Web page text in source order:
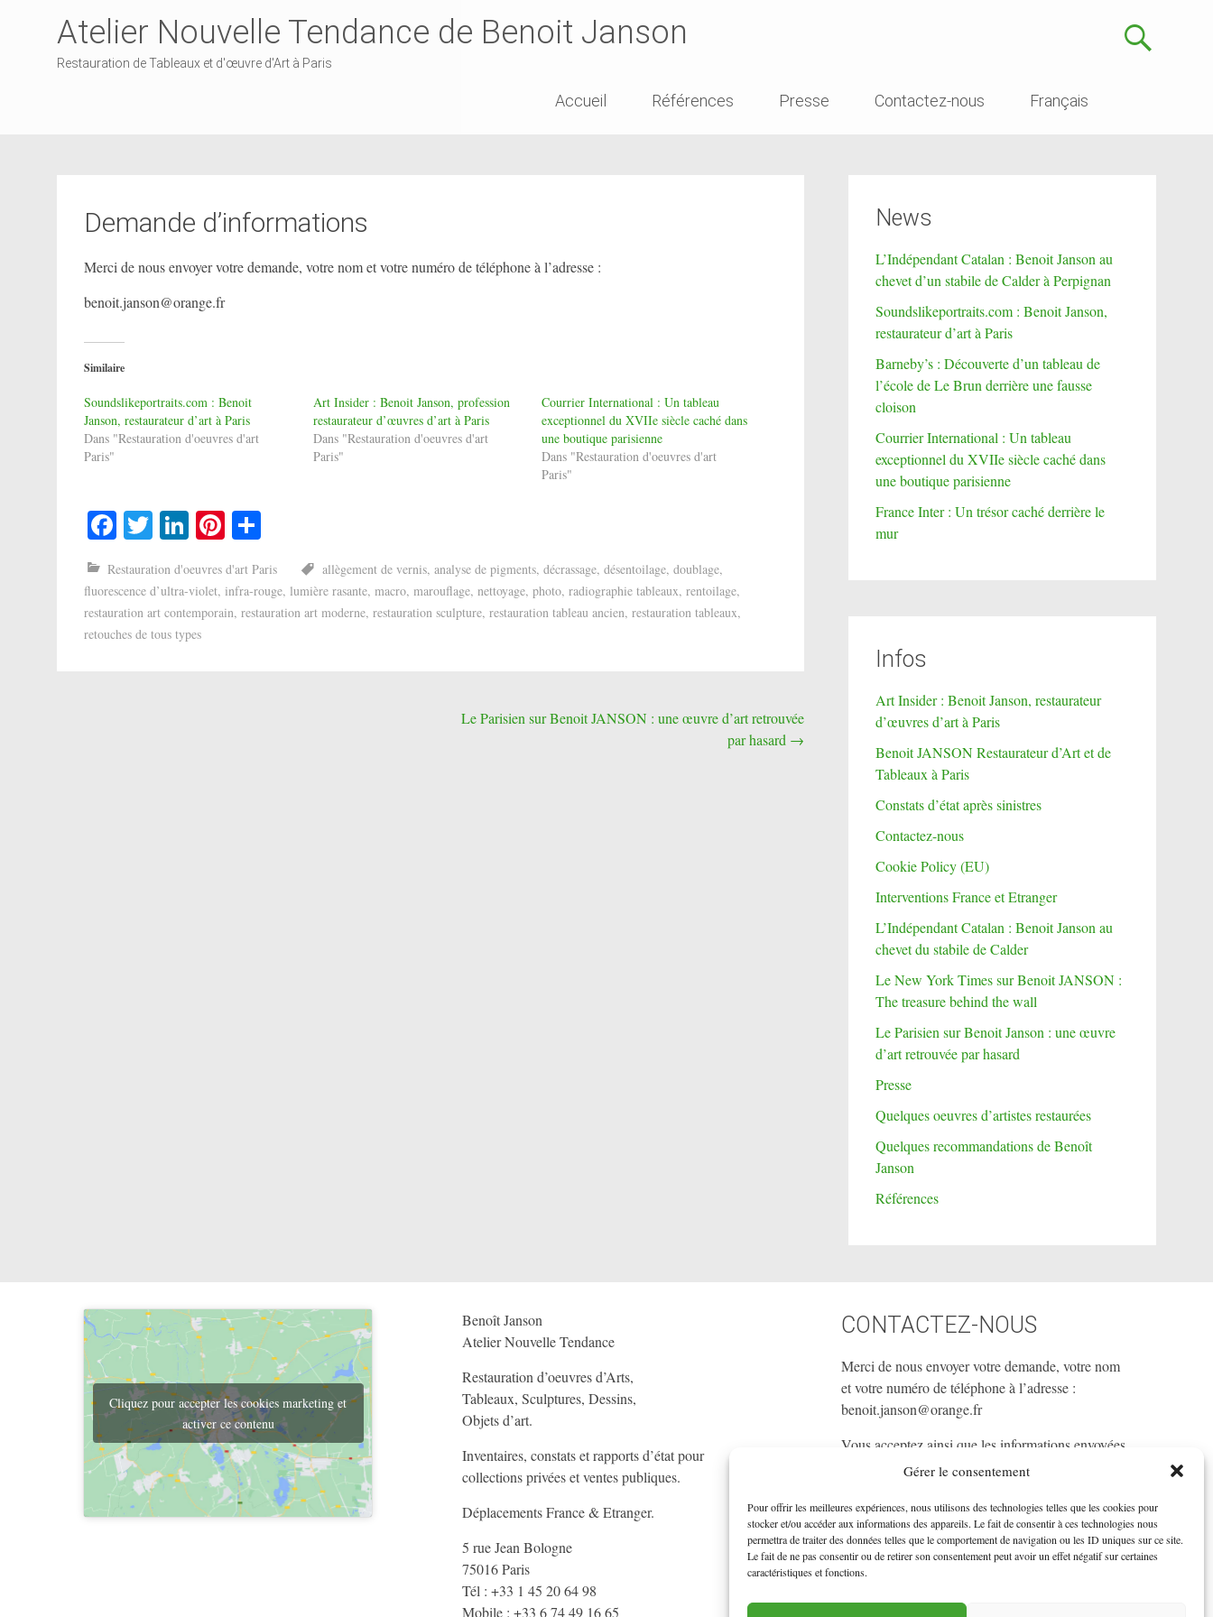
Gérer le consentement
Pour offrir les meilleures expériences, nous utilisons des technologies telles que les cookies pour
stocker et/ou accéder aux informations des appareils. Le fait de consentir à ces technologies nous
permettra de traiter des données telles que le comportement de navigation ou les ID uniques sur ce site.
Le fait de ne pas consentir ou de retirer son consentement peut avoir un effet négatif sur certaines
caractéristiques et fonctions.
Atelier Nouvelle Tendance de Benoit Janson
Restauration de Tableaux et d'œuvre d'Art à Paris
to
Accueil Références Presse Contactez-nous Français
Demande d’informations
Merci de nous envoyer votre demande, votre nom et votre numéro de téléphone à l’adresse :
benoit.janson@orange.fr
Similaire
Soundslikeportraits.com : Benoit
Janson, restaurateur d’art à Paris
Dans "Restauration d'oeuvres d'art
Paris"
Art Insider : Benoit Janson, profession
restaurateur d’œuvres d’art à Paris
Dans "Restauration d'oeuvres d'art
Paris"
Courrier International : Un tableau
exceptionnel du XVIIe siècle caché dans
une boutique parisienne
Dans "Restauration d'oeuvres d'art
Paris"
Facebook
TwitterLinkedIn
Pinterest
Restauration d'oeuvres d'art Paris allègement de vernis, analyse de pigments, décrassage, désentoilage, doublage,
fluorescence d’ultra-violet, infra-rouge, lumière rasante, macro, marouflage, nettoyage, photo, radiographie tableaux, rentoilage,
restauration art contemporain, restauration art moderne, restauration sculpture, restauration tableau ancien, restauration tableaux,
retouches de tous types
Le Parisien sur Benoit JANSON : une œuvre d’art retrouvée
par hasard →
News
L’Indépendant Catalan : Benoit Janson au
chevet d’un stabile de Calder à Perpignan
Soundslikeportraits.com : Benoit Janson,
restaurateur d’art à Paris
Barneby’s : Découverte d’un tableau de
l’école de Le Brun derrière une fausse
cloison
Courrier International : Un tableau
exceptionnel du XVIIe siècle caché dans
une boutique parisienne
France Inter : Un trésor caché derrière le
mur
Infos
Art Insider : Benoit Janson, restaurateur
d’œuvres d’art à Paris
Benoit JANSON Restaurateur d’Art et de
Tableaux à Paris
Constats d’état après sinistres
Contactez-nous
Cookie Policy (EU)
Interventions France et Etranger
L’Indépendant Catalan : Benoit Janson au
chevet du stabile de Calder
Le New York Times sur Benoit JANSON :
The treasure behind the wall
Le Parisien sur Benoit Janson : une œuvre
d’art retrouvée par hasard
Presse
Quelques oeuvres d’artistes restaurées
Quelques recommandations de Benoît
Janson
Références
Cliquez pour accepter les cookies marketing et
activer ce contenu
Benoît Janson
Atelier Nouvelle Tendance
Restauration d’oeuvres d’Arts,
Tableaux, Sculptures, Dessins,
Objets d’art.
Inventaires, constats et rapports d’état pour
collections privées et ventes publiques.
Déplacements France & Etranger.
5 rue Jean Bologne
75016 Paris
Tél : +33 1 45 20 64 98
Mobile : +33 6 74 49 16 65
CONTACTEZ-NOUS
Merci de nous envoyer votre demande, votre nom
et votre numéro de téléphone à l’adresse :
benoit.janson@orange.fr
Vous acceptez ainsi que les informations envoyées
soient exploitées pour vous recontacter dans le
découler.